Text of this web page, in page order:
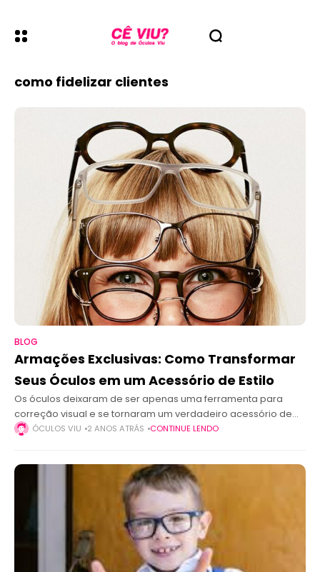
como fidelizar clientes
BLOG
Armações Exclusivas: Como Transformar
Seus Óculos em um Acessório de Estilo
Os óculos deixaram de ser apenas uma ferramenta para
correção visual e se tornaram um verdadeiro acessório de
moda. Com tantas opções disponíveis, escolher uma
ÓCULOS VIU 2 ANOS ATRÁS CONTINUE LENDO